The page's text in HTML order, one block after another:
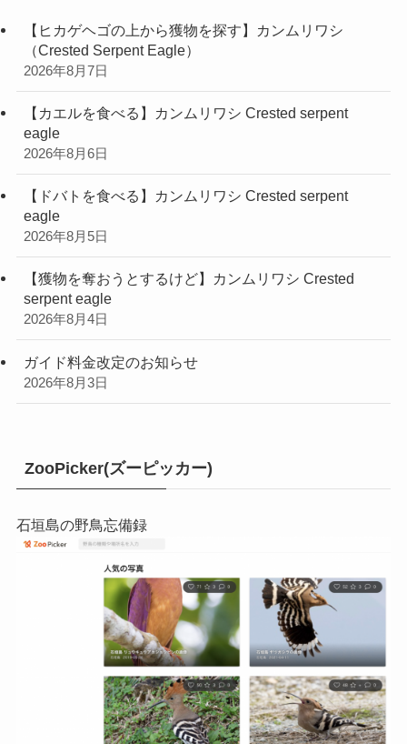
【ヒカゲヘゴの上から獲物を探す】カンムリワシ
（Crested Serpent Eagle）
2026年8月7日
【カエルを食べる】カンムリワシ Crested serpent
eagle
2026年8月6日
【ドバトを食べる】カンムリワシ Crested serpent
eagle
2026年8月5日
【獲物を奪おうとするけど】カンムリワシ Crested
serpent eagle
2026年8月4日
ガイド料金改定のお知らせ
2026年8月3日
ZooPicker(ズーピッカー)
石垣島の野鳥忘備録